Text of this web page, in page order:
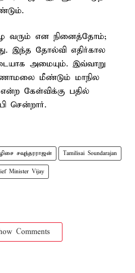
வரும் என நினைத்தோம்;
இந்த தோல்வி எதிர்கால
அமையும். இவ்வாறு
மீண்டும் மாநில
கேள்விக்கு பதில்
சென்றார்.
சவுந்தரராஜன் Tamilisai Soundarajan
Minister Vijay
Comments